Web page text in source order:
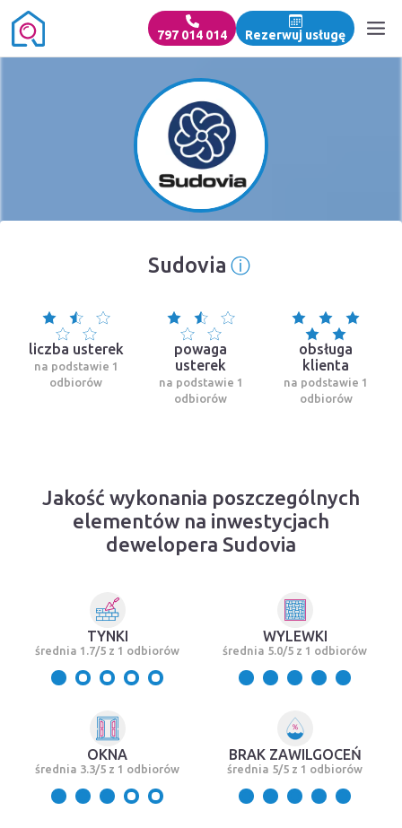
797 014 014 Rezerwuj usługę
Sudovia ⓘInformacja o
liczba usterek
na podstawie 1
odbiorów
powaga
usterek
na podstawie 1
odbiorów
obsługa
klienta
na podstawie 1
odbiorów
Jakość wykonania poszczególnych
elementów na inwestycjach
dewelopera Sudovia
TYNKI
średnia 1.7/5 z 1 odbiorów
WYLEWKI
średnia 5.0/5 z 1 odbiorów
OKNA
średnia 3.3/5 z 1 odbiorów
BRAK ZAWILGOCEŃ
średnia 5/5 z 1 odbiorów